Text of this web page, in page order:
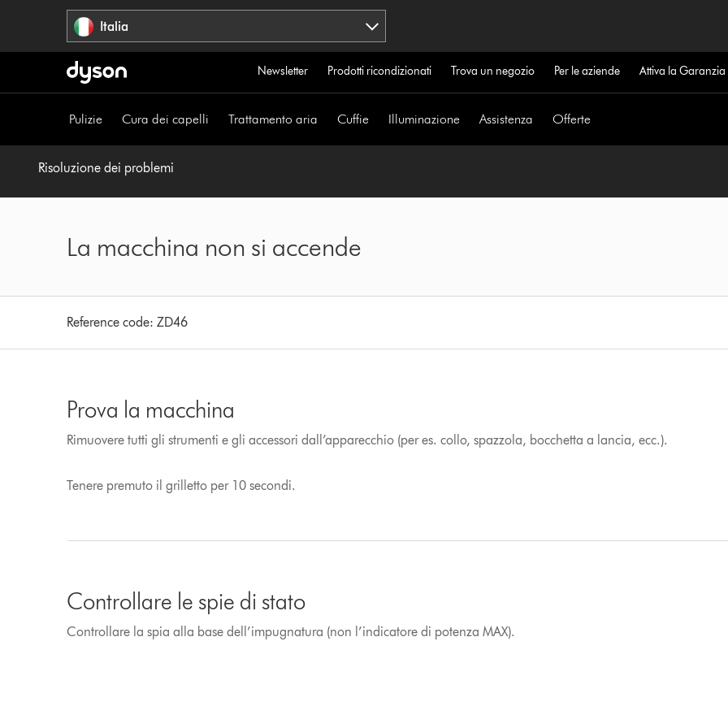
Italia
Newsletter Prodotti ricondizionati Trova un negozio Per le aziende Attiva la
Pulizie Cura dei capelli Trattamento aria Cuffie Illuminazione Assistenza Offerte
Risoluzione dei problemi
La macchina non si accende
Reference code:ZD46
Prova la macchina
Rimuovere tutti gli strumenti e gli accessori dall’apparecchio (per es. collo, spazzola, bocchetta a lancia, ecc.).
Tenere premuto il grilletto per 10 secondi.
Controllare le spie di stato
Controllare la spia alla base dell’impugnatura (non l’indicatore di potenza MAX).